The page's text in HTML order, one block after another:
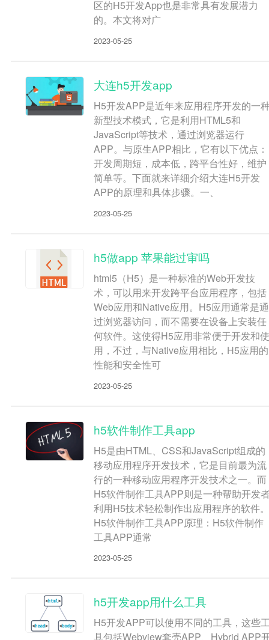
区的H5开发App也是非常具有发展潜力
的。本文将对广
2023-05-25
大连h5开发app
H5开发APP是近年来应用程序开发的一
新型技术模式，它是利用HTML5和
JavaScript等技术，通过浏览器运行
APP。与原生APP相比，它有以下优点：
开发周期短，成本低，跨平台性好，维护
简单等。下面就来详细介绍大连H5开发
APP的原理和具体步骤。一、
2023-05-25
h5做app 苹果能过审吗
html5（H5）是一种标准的Web开发技
术，可以用来开发跨平台应用程序，包括
Web应用和Native应用。H5应用通常是通
过浏览器访问，而不需要在设备上安装任
何软件。这使得H5应用非常便于开发和使
用，不过，与Native应用相比，H5应用的
性能和安全性可
2023-05-25
h5软件制作工具app
H5是由HTML、CSS和JavaScript组成的
移动应用程序开发技术，它是目前最为流
行的一种移动应用程序开发技术之一。而
H5软件制作工具APP则是一种帮助开发
利用H5技术轻松制作出应用程序的软件。
H5软件制作工具APP原理：H5软件制作
工具APP通常
2023-05-25
h5开发app用什么工具
H5开发APP可以使用不同的工具，这些
具包括Webview套壳APP、Hybrid APP